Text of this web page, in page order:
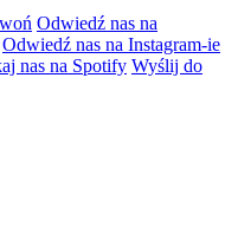
Odwiedź nas na
Odwiedź nas na Instagram-ie
nas na Spotify Wyślij do